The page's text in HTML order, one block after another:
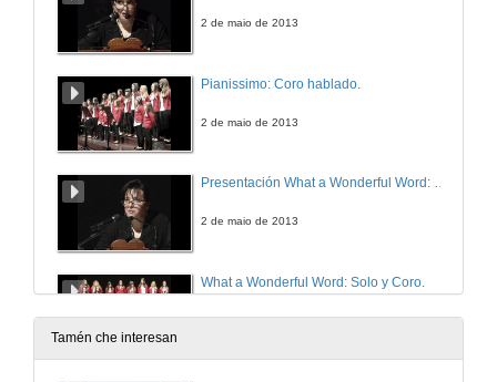
2 de maio de 2013
Pianissimo: Coro hablado.
2 de maio de 2013
Presentación What a Wonderful Word: Solo e Coro
2 de maio de 2013
What a Wonderful Word: Solo y Coro.
2 de maio de 2013
Tamén che interesan